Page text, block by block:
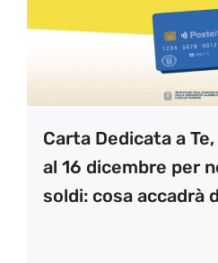
Carta Dedicata a
al 16 dicembre per
soldi: cosa accadrà